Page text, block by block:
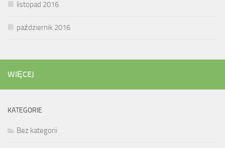
listopad 2016
październik 2016
WIĘCEJ
KATEGORIE
Bez kategorii